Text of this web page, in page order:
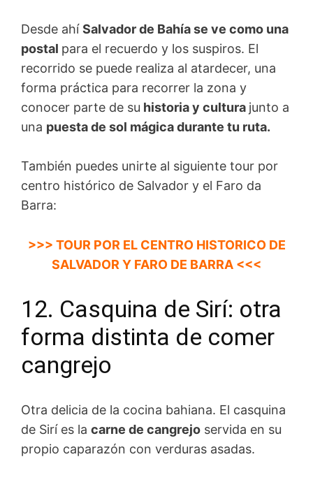
Desde ahíSalvador de Bahía se ve como una
postal para el recuerdo y los suspiros. El
recorrido se puede realiza al atardecer, una
forma práctica para recorrer la zona y
conocer parte de su historia y cultura junto a
una puesta de sol mágica durante tu ruta.
También puedes unirte al siguiente tour por
centro histórico de Salvador y el Faro da
Barra:
>>> TOUR POR EL CENTRO HISTORICO DE
SALVADOR Y FARO DE BARRA <<<
12. Casquina de Sirí: otra
forma distinta de comer
cangrejo
Otra delicia de la cocina bahiana. El casquina
de Sirí es la carne de cangrejo servida en su
propio caparazón con verduras asadas.